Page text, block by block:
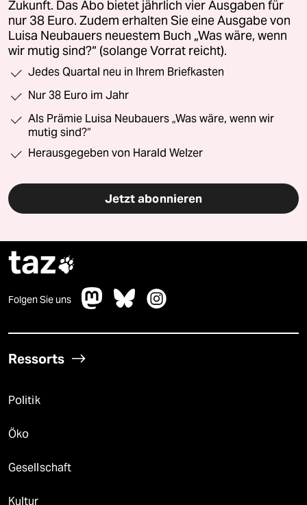
Zukunft. Das Abo bietet jährlich vier Ausgaben für
nur 38 Euro. Zudem erhalten Sie eine Ausgabe von
Luisa Neubauers neuestem Buch „Was wäre, wenn
wir mutig sind?“ (solange Vorrat reicht).
Jedes Quartal neu in Ihrem Briefkasten
Nur 38 Euro im Jahr
Als Prämie Luisa Neubauers „Was wäre, wenn wir
mutig sind?“
Herausgegeben von Harald Welzer
Jetzt abonnieren
taz
Folgen Sie uns
Ressorts
Politik
Öko
Gesellschaft
Kultur